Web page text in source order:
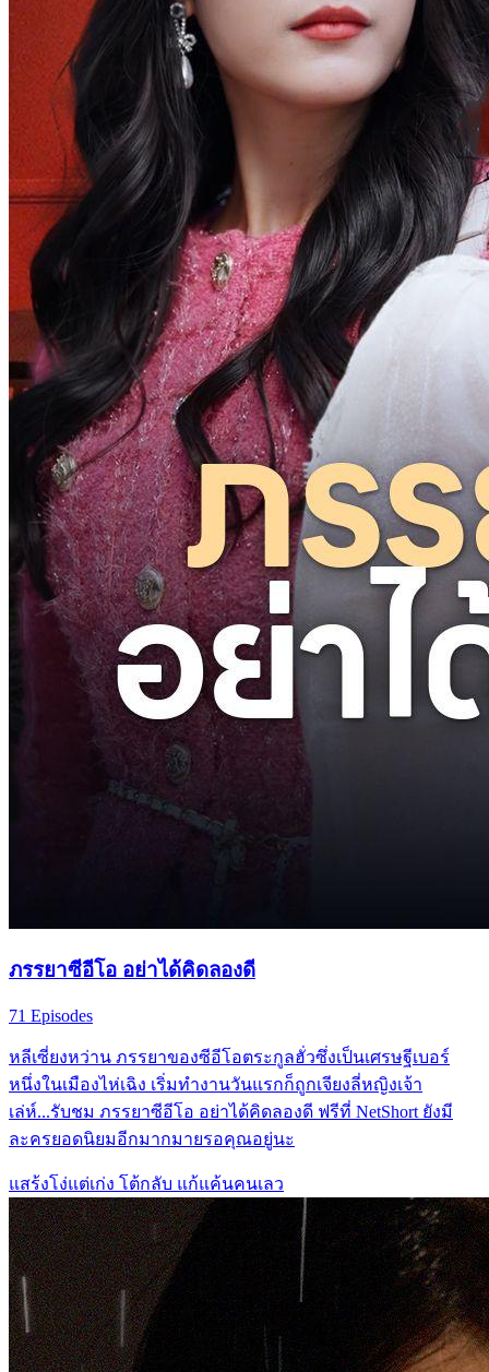
ภรรยาซีอีโอ อย่าได้คิดลองดี
71 Episodes
หลีเซี่ยงหว่าน ภรรยาของซีอีโอตระกูลฮั่วซึ่งเป็นเศรษฐีเบอร์
หนึ่งในเมืองไห่เฉิง เริ่มทำงานวันแรกก็ถูกเจียงลี่หญิงเจ้า
เล่ห์...รับชม ภรรยาซีอีโอ อย่าได้คิดลองดี ฟรีที่ NetShort ยังมี
ละครยอดนิยมอีกมากมายรอคุณอยู่นะ
แสร้งโง่แต่เก่ง โต้กลับ แก้แค้นคนเลว